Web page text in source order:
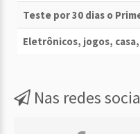
Teste por 30 dias o
Eletrônicos, jogos,
Nas redes